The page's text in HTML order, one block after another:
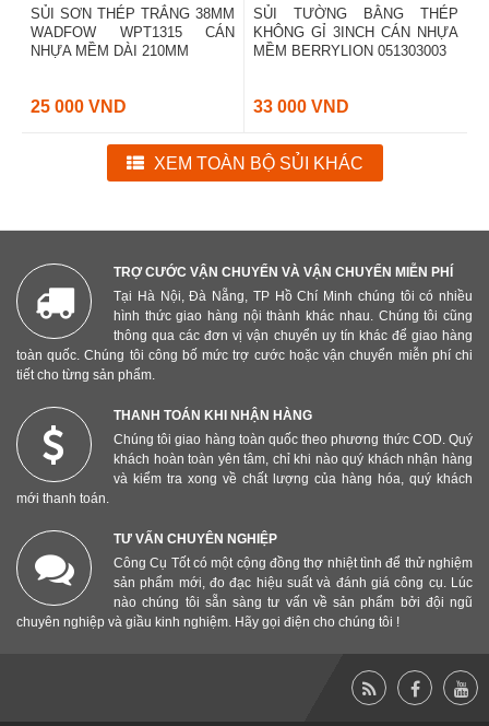
SỦI SƠN THÉP TRẮNG 38MM
WADFOW WPT1315 CÁN
NHỰA MỀM DÀI 210MM
25 000 VND
SỦI TƯỜNG BẰNG THÉP
KHÔNG GỈ 3INCH CÁN NHỰA
MỀM BERRYLION 051303003
33 000 VND
XEM TOÀN BỘ SỦI KHÁC
TRỢ CƯỚC VẬN CHUYỂN VÀ VẬN CHUYỂN MIỄN PHÍ
Tại Hà Nội, Đà Nẵng, TP Hồ Chí Minh chúng tôi có nhiều
hình thức giao hàng nội thành khác nhau. Chúng tôi cũng
thông qua các đơn vị vận chuyển uy tín khác để giao hàng
toàn quốc. Chúng tôi công bố mức trợ cước hoặc vận chuyển miễn phí chi
tiết cho từng sản phẩm.
THANH TOÁN KHI NHẬN HÀNG
Chúng tôi giao hàng toàn quốc theo phương thức COD. Quý
khách hoàn toàn yên tâm, chỉ khi nào quý khách nhận hàng
và kiểm tra xong về chất lượng của hàng hóa, quý khách
mới thanh toán.
TƯ VẤN CHUYÊN NGHIỆP
Công Cụ Tốt có một cộng đồng thợ nhiệt tình để thử nghiệm
sản phẩm mới, đo đạc hiệu suất và đánh giá công cụ. Lúc
nào chúng tôi sẵn sàng tư vấn về sản phẩm bởi đội ngũ
chuyên nghiệp và giầu kinh nghiệm. Hãy gọi điện cho chúng tôi !